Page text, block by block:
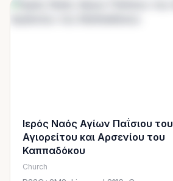
Ιερός Ναός Αγίων Παΐσιου του
Αγιορείτου και Αρσενίου του
Καππαδόκου
Church